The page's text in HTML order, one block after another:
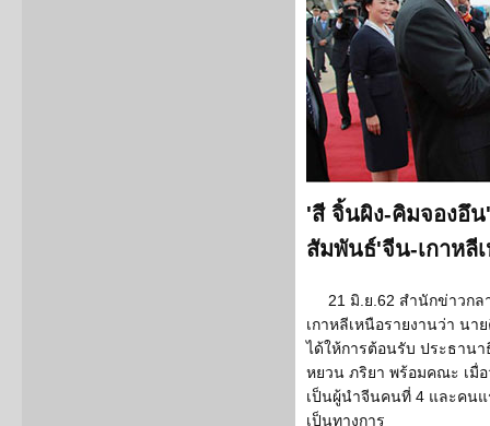
'สี จิ้นผิง-คิมจองอึ
สัมพันธ์'จีน-เกาห
21 มิ.ย.62 สำนักข่าวกล
เกาหลีเหนือรายงานว่า นา
ได้ให้การต้อนรับ ประธาน
หยวน ภริยา พร้อมคณะ เมื่
เป็นผู้นำจีนคนที่ 4 และคนแ
เป็นทางการ